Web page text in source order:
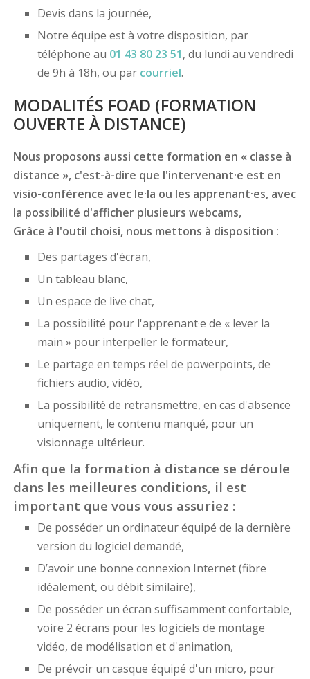
Devis dans la journée,
Notre équipe est à votre disposition, par
téléphone au 01 43 80 23 51, du lundi au vendredi
de 9h à 18h, ou par courriel.
MODALITÉS FOAD (FORMATION
OUVERTE À DISTANCE)
Nous proposons aussi cette formation en « classe à
distance », c'est-à-dire que l'intervenant·e est en
visio-conférence avec le·la ou les apprenant·es, avec
la possibilité d'afficher plusieurs webcams,
Grâce à l'outil choisi, nous mettons à disposition :
Des partages d'écran,
Un tableau blanc,
Un espace de live chat,
La possibilité pour l'apprenant·e de « lever la
main » pour interpeller le formateur,
Le partage en temps réel de powerpoints, de
fichiers audio, vidéo,
La possibilité de retransmettre, en cas d'absence
uniquement, le contenu manqué, pour un
visionnage ultérieur.
Afin que la formation à distance se déroule
dans les meilleures conditions, il est
important que vous vous assuriez :
De posséder un ordinateur équipé de la dernière
version du logiciel demandé,
D’avoir une bonne connexion Internet (fibre
idéalement, ou débit similaire),
De posséder un écran suffisamment confortable,
voire 2 écrans pour les logiciels de montage
vidéo, de modélisation et d'animation,
De prévoir un casque équipé d'un micro, pour